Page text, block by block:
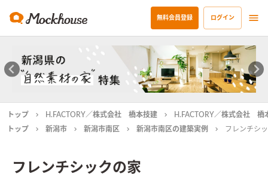
無料会員登録 ログイン
トップ H.FACTORY／株式会社 橋本技建
H.FACTORY／株式会社 橋
トップ
新潟市 新潟市南区 新潟市南区の建築実例 フレンチシ
フレンチシックの家